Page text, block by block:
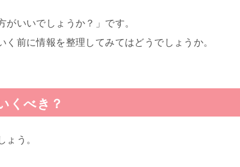
いいでしょうか？」です。
前に情報を整理してみてはどうでしょうか。
くべき？
ょう。